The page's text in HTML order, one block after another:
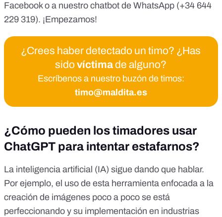
Facebooko a nuestro chatbot de WhatsApp (+34 644
229 319). ¡Empezamos!
¿Crees haber detectado un timo? ¿Has
sidovíctimade alguno?
Escríbenos a nuestro buzón de timos:
timo@maldita.es
¿Cómo pueden los timadores usar
ChatGPT para intentar estafarnos?
La inteligencia artificial (IA) sigue dando que hablar.
Por ejemplo, el uso de esta herramienta enfocada a la
creación de imágenes poco a poco se está
perfeccionando y su implementación en industrias